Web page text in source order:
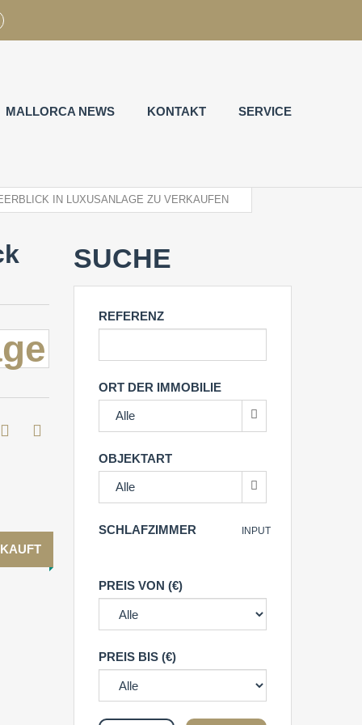
MALLORCA NEWS KONTAKT SERVICE
IN LUXUSANLAGE ZU VERKAUFEN
SUCHE
REFERENZ
ORT DER IMMOBILIE
Alle
OBJEKTART
Alle
SCHLAFZIMMER INPUT
PREIS VON (€)
PREIS BIS (€)